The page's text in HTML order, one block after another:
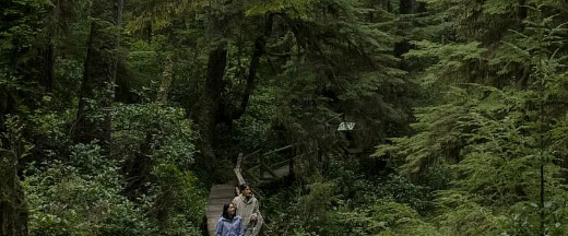
Unsere Websites
Reisebranche
Medien
Partnerseiten
Trade & Invest BC
Work BC